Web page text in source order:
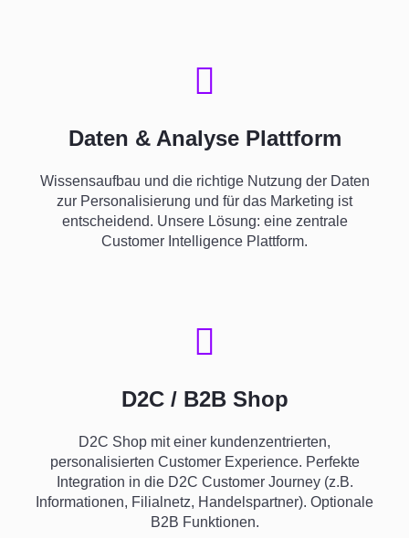
Daten & Analyse Plattform
Wissensaufbau und die richtige Nutzung der Daten
zur Personalisierung und für das Marketing ist
entscheidend. Unsere Lösung: eine zentrale
Customer Intelligence Plattform.
D2C / B2B Shop
D2C Shop mit einer kundenzentrierten,
personalisierten Customer Experience. Perfekte
Integration in die D2C Customer Journey (z.B.
Informationen, Filialnetz, Handelspartner). Optionale
B2B Funktionen.